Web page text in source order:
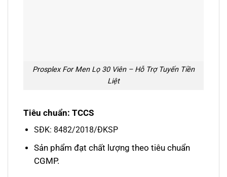
Prosplex For Men Lọ 30 Viên – Hỗ Trợ Tuyến Tiền
Liệt
Tiêu chuẩn: TCCS
SĐK: 8482/2018/ĐKSP
Sản phẩm đạt chất lượng theo tiêu chuẩn
CGMP.